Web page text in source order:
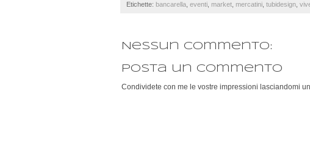
Etichette: bancarella, eventi, market, mercatini, tubidesign,
Nessun commento:
Posta un commento
Condividete con me le vostre impressioni lasciandomi